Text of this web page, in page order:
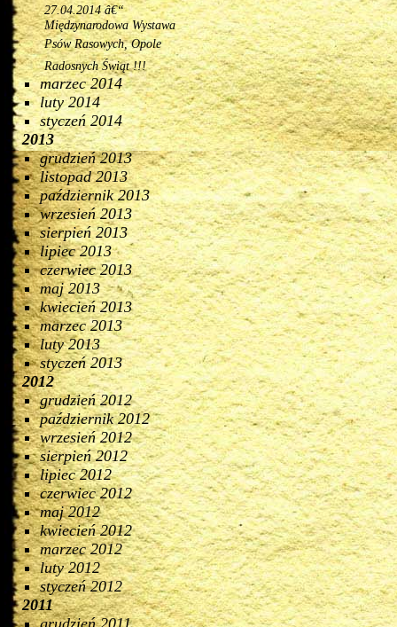
27.04.2014 â€“
Międzynarodowa Wystawa
Psów Rasowych, Opole
Radosnych Świąt !!!
marzec 2014
luty 2014
styczeń 2014
2013
grudzień 2013
listopad 2013
październik 2013
wrzesień 2013
sierpień 2013
lipiec 2013
czerwiec 2013
maj 2013
kwiecień 2013
marzec 2013
luty 2013
styczeń 2013
2012
grudzień 2012
październik 2012
wrzesień 2012
sierpień 2012
lipiec 2012
czerwiec 2012
maj 2012
kwiecień 2012
marzec 2012
luty 2012
styczeń 2012
2011
grudzień 2011